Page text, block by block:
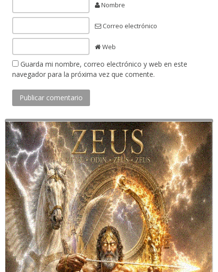
Nombre
Correo electrónico
Web
Guarda mi nombre, correo electrónico y web en este
navegador para la próxima vez que comente.